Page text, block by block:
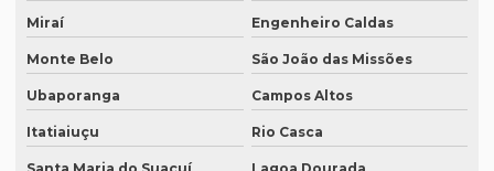
O que é tradução simultânea
O que é tradução técnica
O que é um tradutor técnico?
Onde encontrar um tradutor juramentado?
Miraí Engenheiro Caldas
Monte Belo São João das Missões
Ubaporanga Campos Altos
Itatiaiuçu Rio Casca